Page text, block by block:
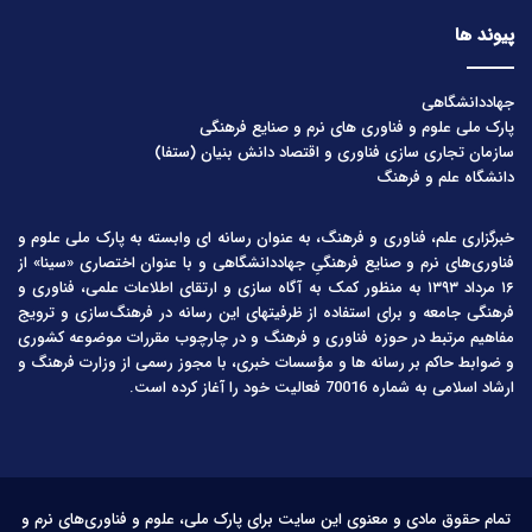
پیوند ها
جهاددانشگاهی
پارک ملی علوم و فناوری های نرم و صنایع فرهنگی
سازمان تجاری سازی فناوری و اقتصاد دانش بنیان (ستفا)
دانشگاه علم و فرهنگ
خبرگزاری علم، فناوری و فرهنگ، به عنوان رسانه ای وابسته به پارک ملی علوم و
فناوری‌های نرم و صنایع فرهنگیِ جهاددانشگاهی و با عنوان اختصاری «سینا» از
۱۶ مرداد ۱۳۹۳ به منظور کمک به آگاه سازی و ارتقای اطلاعات علمی، فناوری و
فرهنگی جامعه و برای استفاده از ظرفیتهای این رسانه در فرهنگ‌سازی و ترویج
مفاهیم مرتبط در حوزه فناوری و فرهنگ و در چارچوب مقررات موضوعه کشوری
و ضوابط حاکم بر رسانه ها و مؤسسات خبری، با مجوز رسمی از وزارت فرهنگ و
ارشاد اسلامی به شماره 70016 فعالیت خود را آغاز کرده است.
تمام حقوق مادی و معنوی این سایت برای پارک ملی، علوم و فناوری‌های نرم و